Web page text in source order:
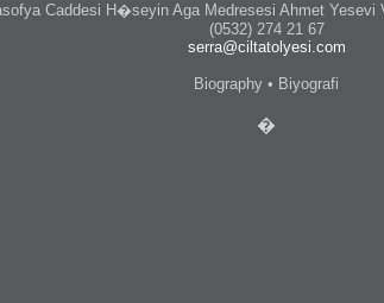
Caddesi H�seyin Aga Medresesi Ahmet Yesevi
(0532) 274 21 67
serra@ciltatolyesi.com
Biography • Biyografi
�